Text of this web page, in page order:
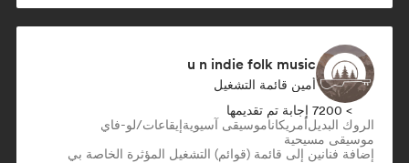
u n indie folk music
أمين قائمة التشغيل
> 7200 إجابة تم تقديمها
الروك البديلأمريكاناموسيقى آسيويةإيقاعات/لو-فاي
موسيقى مسيحية
إضافة فنانين إلى قائمة (قوائم) التشغيل المؤثرة الخاصة بي